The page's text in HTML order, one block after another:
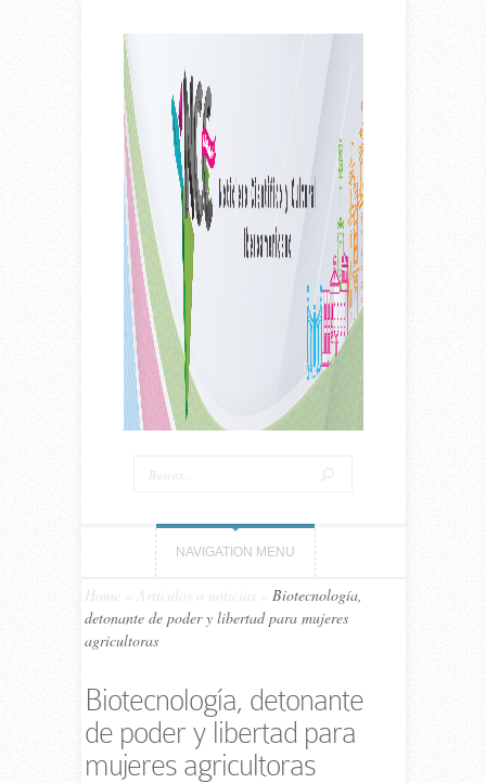
NAVIGATION MENU
Home Artículos o noticias
Biotecnología,
detonante de poder y libertad para mujeres
agricultoras
Biotecnología, detonante
de poder y libertad para
mujeres agricultoras